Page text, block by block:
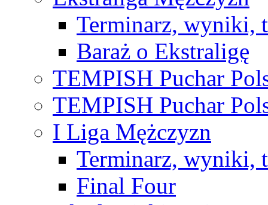
Terminarz, wyniki,
Baraż o Ekstraligę
TEMPISH Puchar
TEMPISH Puchar
I Liga Mężczyzn
Terminarz, wyniki,
Final Four